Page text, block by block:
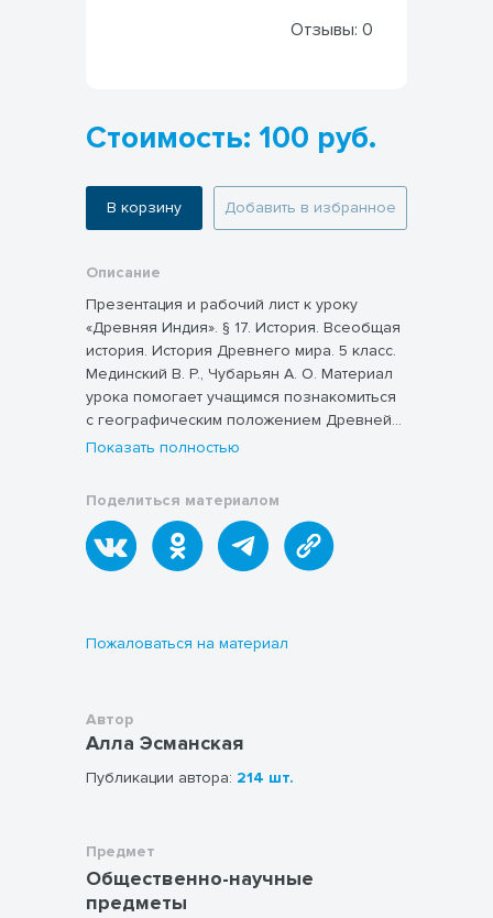
Отзывы: 0
Стоимость: 100 руб.
В корзину Добавить в избранное
Описание
Презентация и рабочий лист к уроку
«Древняя Индия». § 17. История. Всеобщая
история. История Древнего мира. 5 класс.
Мединский В. Р., Чубарьян А. О. Материал
урока помогает учащимся познакомиться
с географическим положением Древней
Индии, с растительным и животным миром,
государства в долине рек Инд и Ганг, об
особенностях устройства индийского
общества, варнах. Презентация и
учит заполнять схемы.
Показать полностью
Поделиться материалом
Пожаловаться на материал
Автор
Алла Эсманская
Публикации автора: 214 шт.
Предмет
Общественно-научные
предметы